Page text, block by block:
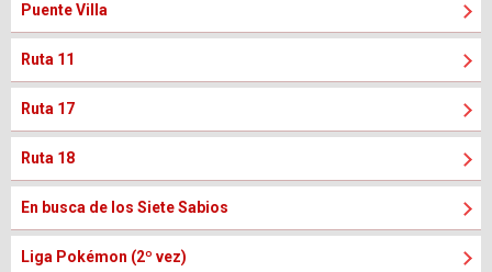
Puente Villa
Ruta 11
Ruta 17
Ruta 18
En busca de los Siete Sabios
Liga Pokémon (2º vez)